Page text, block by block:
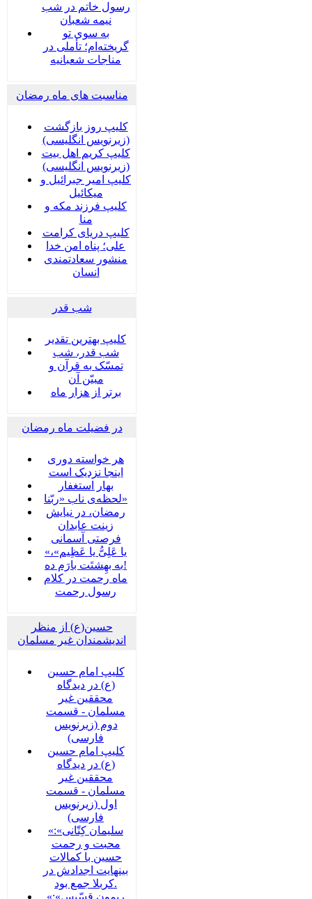
رسول خاتم در شب
نیمه شعبان
به سوی تو
گریخته‌ام؛ تأملی در
مناجات شعبانیه
مناسبت های ماه رمضان
کلیپ روز بازگشت
(زیرنویس انگلیسی)
کلیپ کریم اهل بیت
(زیرنویس انگلیسی)
کلیپ امیر جبرائیل و
میکائیل
کلیپ فرزند مکه و
منا
کلیپ دریای کرامت
علی؛ پناه امن خدا
منشور سعادتمندی
انسان
شب قدر
کلیپ بهترین تقدیر
شب قدر، شب
تمسّک به قرآن و
مبیّن آن
برتر از هزار ماه
در فضیلت ماه رمضان
هر خواسته دوری
اینجا نزدیک است
بهار استغفار
لحظه‌ی ناب «ربّنا»
رمضان، در نیایش
زینت عابدان
فرصتی آسمانی
«یا عَلِیُّ یا عَظِیم»،
به بهِشتَت بارَم ده!
ماه رحمت در کلام
رسول رحمت
حسین(ع) از منظر
اندیشمندان غیر مسلمان
کلیپ امام حسین
(ع) در دیدگاه
محققین غیر
مسلمان - قسمت
دوم (زیرنویس
فارسی)
کلیپ امام حسین
(ع) در دیدگاه
محققین غیر
مسلمان - قسمت
اول (زیرنویس
فارسی)
«سلیمان کِتّانی»:
محبت و رحمت
حسین با کمالات
بینهایت اجدادش در
کربلا جمع بود.
«ریمون قسّیس»: